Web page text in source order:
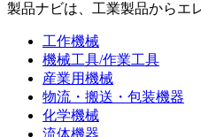
製品ナビは、工業製品からエ
工作機械
機械工具/作業工具
産業用機械
物流・搬送・包装機器
化学機械
流体機器